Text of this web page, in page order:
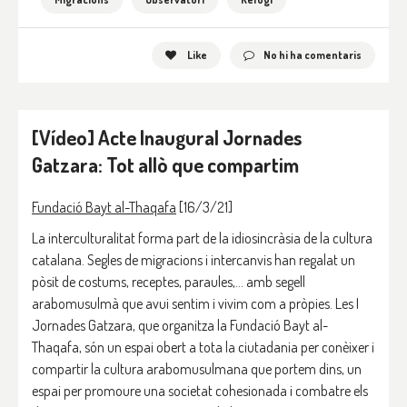
Like No hi ha comentaris
[Vídeo] Acte Inaugural Jornades
Gatzara: Tot allò que compartim
Fundació Bayt al-Thaqafa [16/3/21]
La interculturalitat forma part de la idiosincràsia de la cultura
catalana. Segles de migracions i intercanvis han regalat un
pòsit de costums, receptes, paraules,… amb segell
arabomusulmà que avui sentim i vivim com a pròpies. Les I
Jornades Gatzara, que organitza la Fundació Bayt al-
Thaqafa, són un espai obert a tota la ciutadania per conèixer i
compartir la cultura arabomusulmana que portem dins, un
espai per promoure una societat cohesionada i combatre els